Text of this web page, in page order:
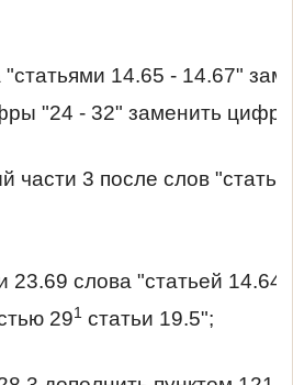
"статьями 14.65 - 14.67"
"24 - 32" заменить
части 3 после слов
23.69 слова "статьей
291статьи 19.5";